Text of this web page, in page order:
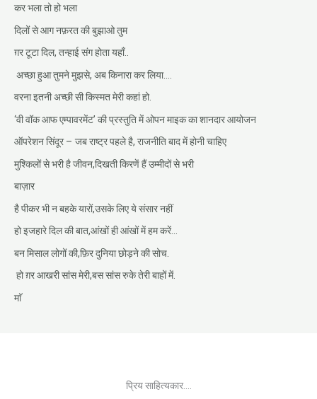
कर भला तो हो भला
दिलों से आग नफ़रत की बुझाओ तुम
ग़र टूटा दिल, तन्हाई संग होता यहाँ..
अच्छा हुआ तुमने मुझसे, अब किनारा कर लिया….
वरना इतनी अच्छी सी किस्मत मेरी कहां हो.
‘वी वॉक आफ एम्पावरमेंट’ की प्रस्तुति में ओपन माइक का शानदार आयोजन
ऑपरेशन सिंदूर – जब राष्ट्र पहले है, राजनीति बाद में होनी चाहिए
मुश्किलों से भरी है जीवन,दिखती किरणें हैं उम्मीदों से भरी
बाज़ार
है पीकर भी न बहके यारों,उसके लिए ये संसार नहीं
हो इजहारे दिल की बात,आंखों ही आंखों में हम करें…
बन मिसाल लोगों की,फ़िर दुनिया छोड़ने की सोच.
हो ग़र आखरी सांस मेरी,बस सांस रुके तेरी बाहों में.
माॅ
प्रिय साहित्यकार....